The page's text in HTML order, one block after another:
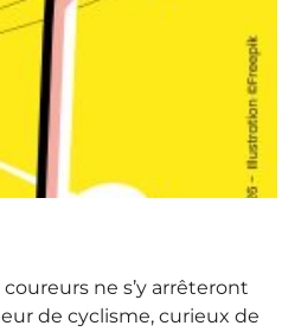
ne s’y arrêteront
de cyclisme, curieux de